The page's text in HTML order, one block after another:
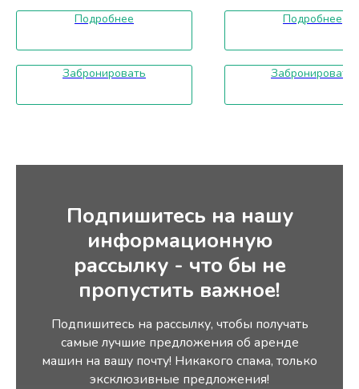
дверей: 4, Количество мест:
Без депозита
Мгновенное
(Моментальное
бронирование)
Неограниченный пробег
(Без ограничения пробега)
Частичная предоплата
Новое авто
Бесплатная отмена
30 € в день
480 € — месяц
Подробнее
Забронировать
Подробнее
Забронировать
Подпишитесь на нашу
информационную
рассылку - что бы не
пропустить важное!
Подпишитесь на рассылку, чтобы получать
самые лучшие предложения об аренде
машин на вашу почту! Никакого спама, только
эксклюзивные предложения!